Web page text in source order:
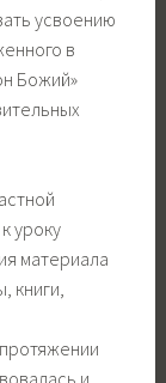
усвоению
в
Божий»
уроку
материала
книги,